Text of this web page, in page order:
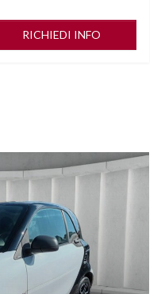
RICHIEDI INFO